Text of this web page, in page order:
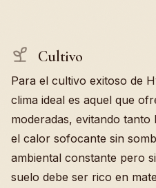
Cultivo
Para el cultivo exitoso de
clima ideal es aquel que
moderadas, evitando tanto
el calor sofocante sin
ambiental constante pero
suelo debe ser rico en